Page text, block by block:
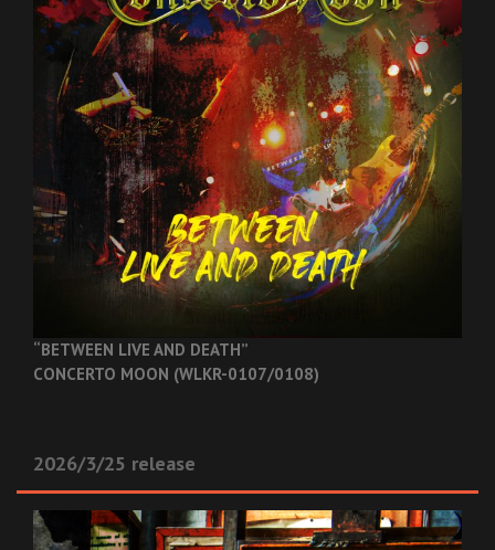
“BETWEEN LIVE AND DEATH”
CONCERTO MOON (WLKR-0107/0108)
2026/3/25 release